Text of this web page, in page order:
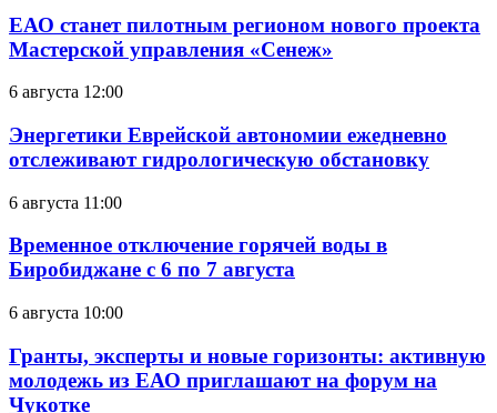
ЕАО станет пилотным регионом нового проекта
Мастерской управления «Сенеж»
6 августа 12:00
Энергетики Еврейской автономии ежедневно
отслеживают гидрологическую обстановку
6 августа 11:00
Временное отключение горячей воды в
Биробиджане с 6 по 7 августа
6 августа 10:00
Гранты, эксперты и новые горизонты: активную
молодежь из ЕАО приглашают на форум на
Чукотке